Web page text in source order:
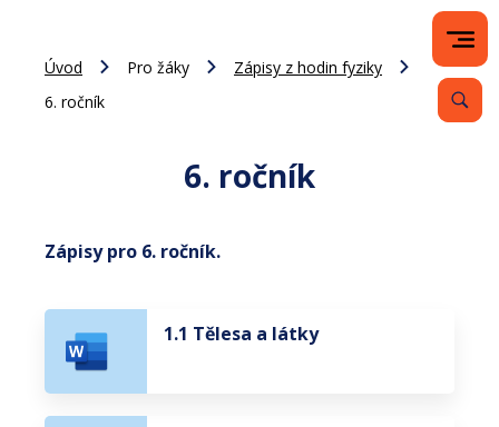
Úvod Pro žáky
Zápisy z hodin fyziky
6. ročník
6. ročník
Zápisy pro 6. ročník.
1.1 Tělesa a látky